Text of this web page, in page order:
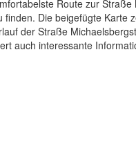
Route zur
finden. Die beigefügte Karte
der Straße
auch interessante